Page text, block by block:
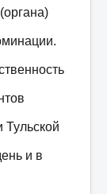
Тульской
и в